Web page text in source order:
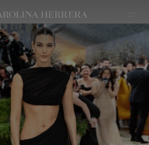
بيان إمكانية الوصول (الرابط)